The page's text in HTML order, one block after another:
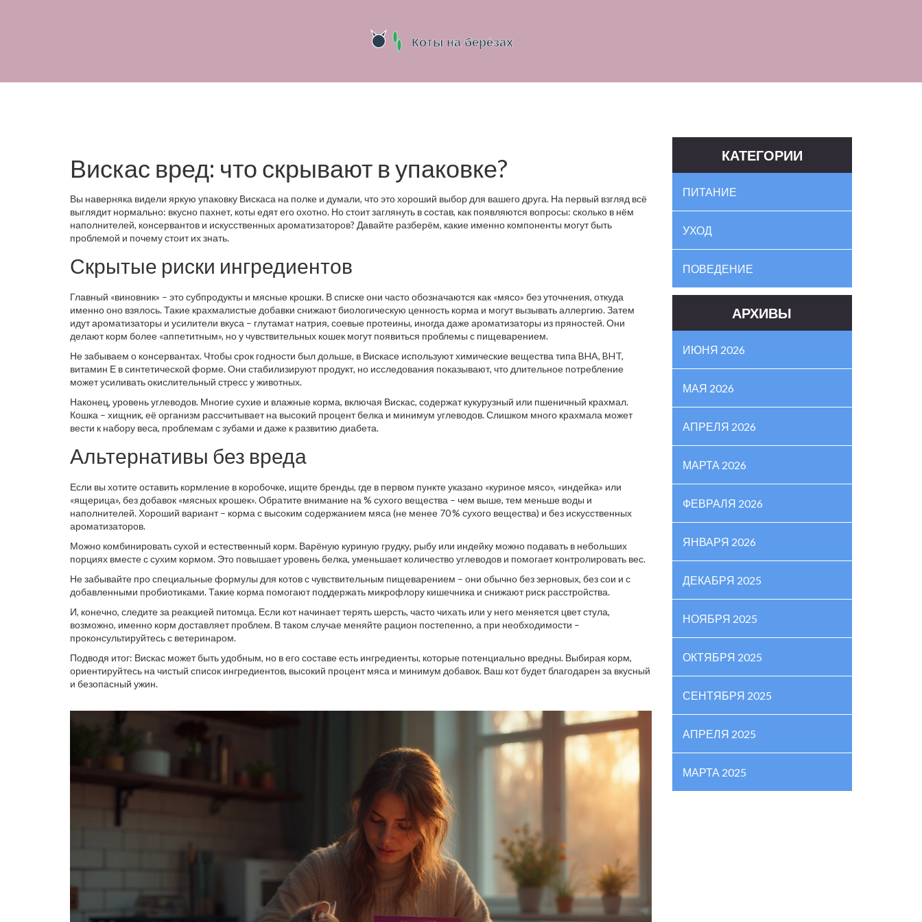
Вискас вред: что скрывают в упаковке?
Вы наверняка видели яркую упаковку Вискаса на полке и думали, что это хороший выбор для вашего друга. На первый взгляд всё
выглядит нормально: вкусно пахнет, коты едят его охотно. Но стоит заглянуть в состав, как появляются вопросы: сколько в нём
наполнителей, консервантов и искусственных ароматизаторов? Давайте разберём, какие именно компоненты могут быть
проблемой и почему стоит их знать.
Скрытые риски ингредиентов
Главный «виновник» – это субпродукты и мясные крошки. В списке они часто обозначаются как «мясо» без уточнения, откуда
именно оно взялось. Такие крахмалистые добавки снижают биологическую ценность корма и могут вызывать аллергию. Затем
идут ароматизаторы и усилители вкуса – глутамат натрия, соевые протеины, иногда даже ароматизаторы из пряностей. Они
делают корм более «аппетитным», но у чувствительных кошек могут появиться проблемы с пищеварением.
Не забываем о консервантах. Чтобы срок годности был дольше, в Вискасе используют химические вещества типа BHA, BHT,
витамин Е в синтетической форме. Они стабилизируют продукт, но исследования показывают, что длительное потребление
может усиливать окислительный стресс у животных.
Наконец, уровень углеводов. Многие сухие и влажные корма, включая Вискас, содержат кукурузный или пшеничный крахмал.
Кошка – хищник, её организм рассчитывает на высокий процент белка и минимум углеводов. Слишком много крахмала может
вести к набору веса, проблемам с зубами и даже к развитию диабета.
Альтернативы без вреда
Если вы хотите оставить кормление в коробочке, ищите бренды, где в первом пункте указано «куриное мясо», «индейка» или
«ящерица», без добавок «мясных крошек». Обратите внимание на % сухого вещества – чем выше, тем меньше воды и
наполнителей. Хороший вариант – корма с высоким содержанием мяса (не менее 70 % сухого вещества) и без искусственных
ароматизаторов.
Можно комбинировать сухой и естественный корм. Варёную куриную грудку, рыбу или индейку можно подавать в небольших
порциях вместе с сухим кормом. Это повышает уровень белка, уменьшает количество углеводов и помогает контролировать вес.
Не забывайте про специальные формулы для котов с чувствительным пищеварением – они обычно без зерновых, без сои и с
добавленными пробиотиками. Такие корма помогают поддержать микрофлору кишечника и снижают риск расстройства.
И, конечно, следите за реакцией питомца. Если кот начинает терять шерсть, часто чихать или у него меняется цвет стула,
возможно, именно корм доставляет проблем. В таком случае меняйте рацион постепенно, а при необходимости –
проконсультируйтесь с ветеринаром.
Подводя итог: Вискас может быть удобным, но в его составе есть ингредиенты, которые потенциально вредны. Выбирая корм,
ориентируйтесь на чистый список ингредиентов, высокий процент мяса и минимум добавок. Ваш кот будет благодарен за вкусный
и безопасный ужин.
КАТЕГОРИИ
ПИТАНИЕ
УХОД
ПОВЕДЕНИЕ
АРХИВЫ
ИЮНЯ 2026
МАЯ 2026
АПРЕЛЯ 2026
МАРТА 2026
ФЕВРАЛЯ 2026
ЯНВАРЯ 2026
ДЕКАБРЯ 2025
НОЯБРЯ 2025
ОКТЯБРЯ 2025
СЕНТЯБРЯ 2025
АПРЕЛЯ 2025
МАРТА 2025